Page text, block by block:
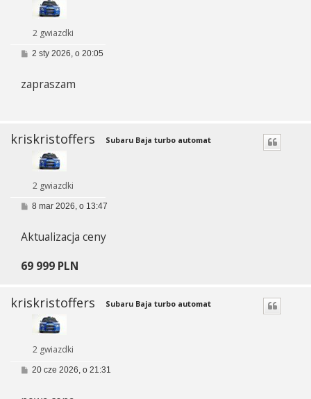
2 gwiazdki
P
t
2 sty 2026, o 20:05
zapraszam
kriskristoffers
2 gwiazdki
Subaru Baja turbo automat
P
t
8 mar 2026, o 13:47
Aktualizacja ceny
69 999 PLN
kriskristoffers
2 gwiazdki
Subaru Baja turbo automat
P20 cze 2026, o 21:31